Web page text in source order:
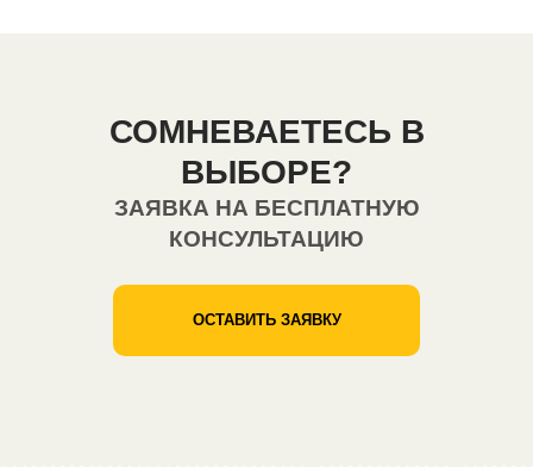
СОМНЕВАЕТЕСЬ В
ВЫБОРЕ?
ЗАЯВКА НА БЕСПЛАТНУЮ
КОНСУЛЬТАЦИЮ
ОСТАВИТЬ ЗАЯВКУ